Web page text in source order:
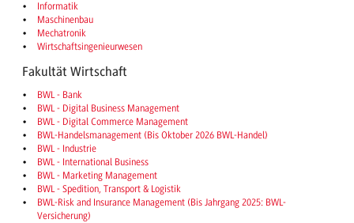
Informatik
Maschinenbau
Mechatronik
Wirtschaftsingenieurwesen
Fakultät Wirtschaft
BWL - Bank
BWL - Digital Business Management
BWL - Digital Commerce Management
BWL-Handelsmanagement (Bis Oktober 2026 BWL-Handel)
BWL - Industrie
BWL - International Business
BWL - Marketing Management
BWL - Spedition, Transport & Logistik
BWL-Risk and Insurance Management (Bis Jahrgang 2025: BWL-
Versicherung)